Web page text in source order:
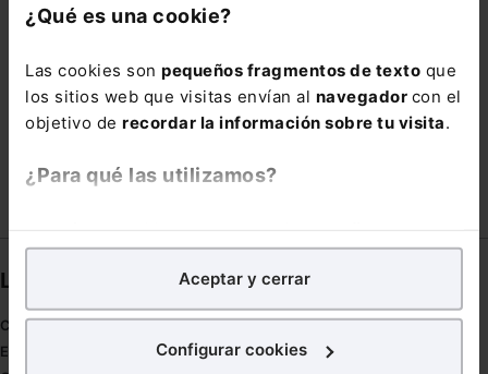
¿Qué es una cookie?
Las cookies son pequeños fragmentos de texto que
los sitios web que visitas envían al navegador con el
objetivo de recordar la información sobre tu visita.
¿Para qué las utilizamos?
analíticospara tratar demejorar tu experienciaen
nuestra página web. También con fines publicitarios,
para poder mostrarte publicidad y contenidos de tu
Aceptar y cerrar
Configurar cookies
REGISTRO CIVIL REGLAMENTO DE CARRETERAS
TRABAJAO VIVIENDA EN CONSTRUCCIÓN
ZONAS DE BAJAS EMISIONES
Links directos
Coronavirus
Estudio de salud abogacía